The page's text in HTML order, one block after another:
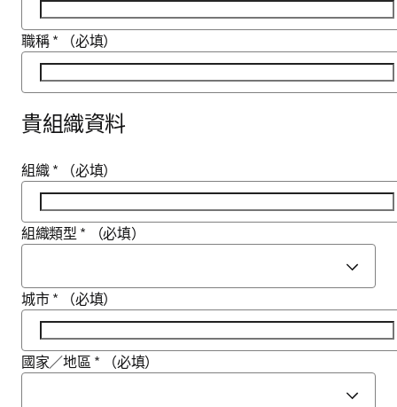
職稱 * （必填）
貴組織資料
組織 * （必填）
組織類型 * （必填）
城市 * （必填）
國家／地區 * （必填）